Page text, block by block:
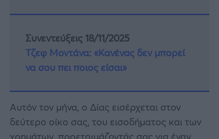
Συνεντεύξεις 18/11/2025
Τζεφ Μοντάνα: «Κανένας δεν μπορεί
να σου πει ποιος είσαι»
Αυτόν τον μήνα, ο Δίας εισέρχεται στον
δεύτερο οίκο σας, του εισοδήματος και των
χρημάτων, προετοιμάζοντάς σας για έναν